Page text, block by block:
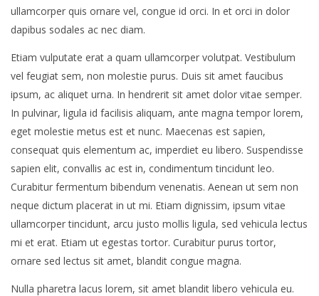
ullamcorper quis ornare vel, congue id orci. In et orci in dolor
dapibus sodales ac nec diam.
Etiam vulputate erat a quam ullamcorper volutpat. Vestibulum
vel feugiat sem, non molestie purus. Duis sit amet faucibus
ipsum, ac aliquet urna. In hendrerit sit amet dolor vitae semper.
In pulvinar, ligula id facilisis aliquam, ante magna tempor lorem,
eget molestie metus est et nunc. Maecenas est sapien,
consequat quis elementum ac, imperdiet eu libero. Suspendisse
sapien elit, convallis ac est in, condimentum tincidunt leo.
Curabitur fermentum bibendum venenatis. Aenean ut sem non
neque dictum placerat in ut mi. Etiam dignissim, ipsum vitae
ullamcorper tincidunt, arcu justo mollis ligula, sed vehicula lectus
mi et erat. Etiam ut egestas tortor. Curabitur purus tortor,
ornare sed lectus sit amet, blandit congue magna.
Nulla pharetra lacus lorem, sit amet blandit libero vehicula eu.